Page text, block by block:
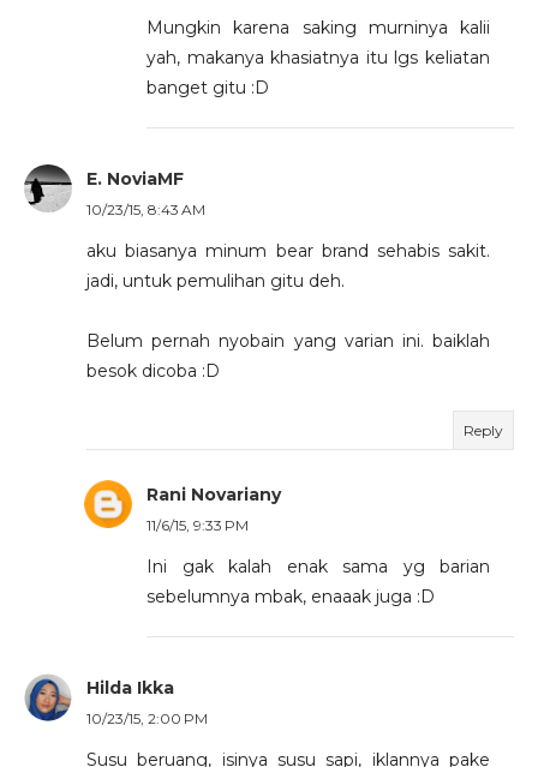
Mungkin karena saking murninya kalii
yah, makanya khasiatnya itu lgs keliatan
banget gitu :D
E. NoviaMF
10/23/15, 8:43 AM
aku biasanya minum bear brand sehabis sakit.
jadi, untuk pemulihan gitu deh.
Belum pernah nyobain yang varian ini. baiklah
besok dicoba :D
Reply
Rani Novariany
11/6/15, 9:33 PM
Ini gak kalah enak sama yg barian
sebelumnya mbak, enaaak juga :D
Hilda Ikka
10/23/15, 2:00 PM
Susu beruang, isinya susu sapi, iklannya pake